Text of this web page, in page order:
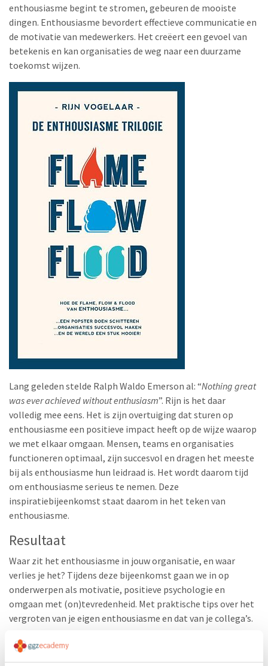
enthousiasme begint te stromen, gebeuren de mooiste
dingen. Enthousiasme bevordert effectieve communicatie en
de motivatie van medewerkers. Het creëert een gevoel van
betekenis en kan organisaties de weg naar een duurzame
toekomst wijzen.
Lang geleden stelde Ralph Waldo Emerson al: “Nothing great
was ever achieved without enthusiasm”. Rijn is het daar
volledig mee eens. Het is zijn overtuiging dat sturen op
enthousiasme een positieve impact heeft op de wijze waarop
we met elkaar omgaan. Mensen, teams en organisaties
functioneren optimaal, zijn succesvol en dragen het meeste
bij als enthousiasme hun leidraad is. Het wordt daarom tijd
om enthousiasme serieus te nemen. Deze
inspiratiebijeenkomst staat daarom in het teken van
enthousiasme.
Resultaat
Waar zit het enthousiasme in jouw organisatie, en waar
verlies je het? Tijdens deze bijeenkomst gaan we in op
onderwerpen als motivatie, positieve psychologie en
omgaan met (on)tevredenheid. Met praktische tips over het
vergroten van je eigen enthousiasme en dat van je collega’s.
Productcode